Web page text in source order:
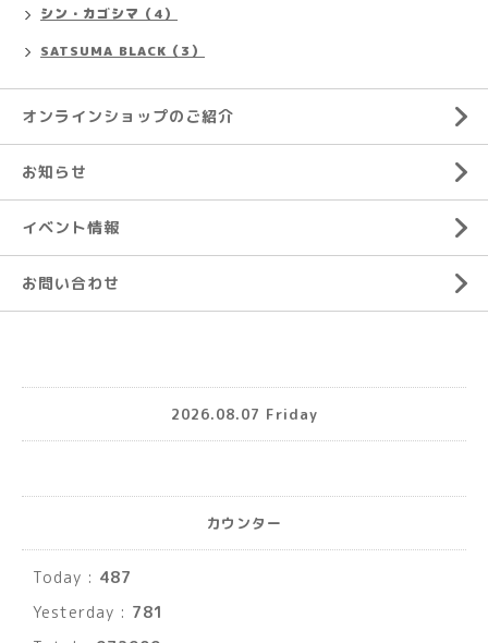
シン・カゴシマ（4）
SATSUMA BLACK（3）
オンラインショップのご紹介
お知らせ
イベント情報
お問い合わせ
2026.08.07 Friday
カウンター
Today : 487
Yesterday : 781